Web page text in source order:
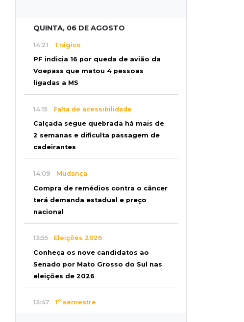
QUINTA, 06 DE AGOSTO
14:21 Trágico
PF indicia 16 por queda de avião da
Voepass que matou 4 pessoas
ligadas a MS
14:15 Falta de acessibilidade
Calçada segue quebrada há mais de
2 semanas e dificulta passagem de
cadeirantes
14:09 Mudança
Compra de remédios contra o câncer
terá demanda estadual e preço
nacional
13:55 Eleições 2026
Conheça os nove candidatos ao
Senado por Mato Grosso do Sul nas
eleições de 2026
13:47 1º semestre